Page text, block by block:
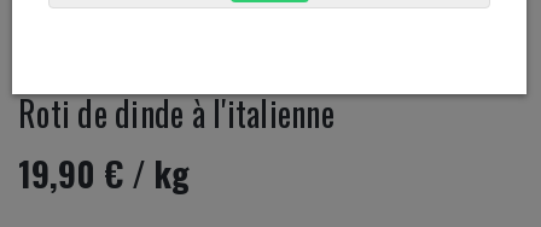
Roti de dinde à l'italienne
19,90 €/ kg